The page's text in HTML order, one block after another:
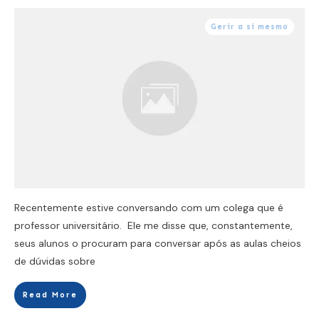
Gerir a si mesmo
Recentemente estive conversando com um colega que é
professor universitário. Ele me disse que, constantemente,
seus alunos o procuram para conversar após as aulas cheios
de dúvidas sobre
Read More